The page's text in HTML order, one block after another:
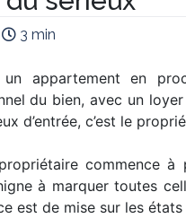
3 min
appartement en
du bien, avec un
d’entrée, c’est le
commence à
à marquer toutes
est de mise sur les états